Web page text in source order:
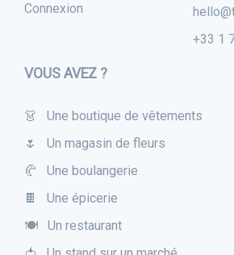
Connexion
+33 1
VOUS AVEZ ?
👗 Une boutique de vêtements
🌷 Un magasin de fleurs
🥐 Une boulangerie
🍫 Une épicerie
🍽 Un restaurant